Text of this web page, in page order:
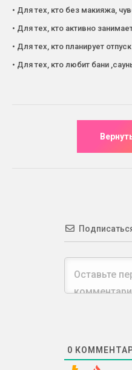
• Для тех, кто без макияжа,
• Для тех, кто активно
• Для тех, кто планирует
• Для тех, кто любит бани
0